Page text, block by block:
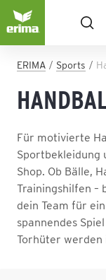
ERIMA Sports
Für motivierte
Sportbekleidung
Shop. Ob Bälle,
Trainingshilfen –
dein Team für
spannendes
Torhüter werden